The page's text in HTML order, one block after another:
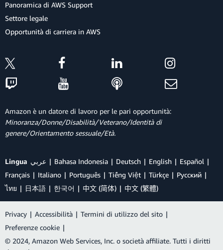
Panoramica di AWS Support
Settore legale
Opportunità di carriera in AWS
Amazon è un datore di lavoro per le pari opportunità:
Minoranza/Donne/Disabilità/Veterano/Identità di
genere/Orientamento sessuale/Età.
Lingua عربي Bahasa Indonesia Deutsch English
Español
Français
Italiano Português Tiếng Việt Türkçe
Ρусский
ไทย
日本語 한국어 中文 (简体) 中文 (繁體)
Privacy | Accessibilità | Termini di utilizzo del sito |
Preferenze cookie |
© 2024, Amazon Web Services, Inc. o società affiliate. Tutti i diritti